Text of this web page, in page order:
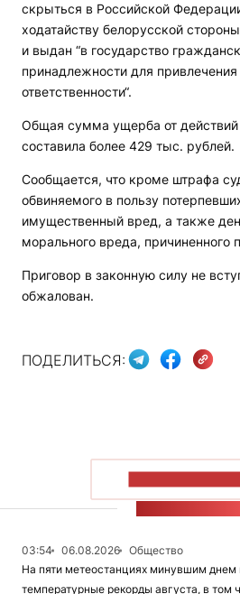
скрыться в Российской
ходатайству белорусской
и выдан “в государство
принадлежности для привлечения
ответственности“.
Общая сумма ущерба от действий
составила более 429 тыс. рублей.
Сообщается, что кроме штрафа
обвиняемого в пользу
имущественный вред, а также
морального вреда, причиненного
Приговор в законную силу не
обжалован.
ПОДЕЛИТЬСЯ:
03:54 06.08.2026
Общество
На пяти метеостанциях минувшим
температурные рекорды августа, в том